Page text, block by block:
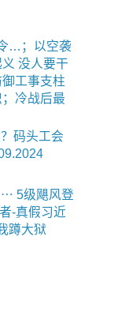
…；以空袭
没人要干
工事支柱
冷战后最
码头工会
⋯ 5级飓风登
-真假习近
蹲大狱